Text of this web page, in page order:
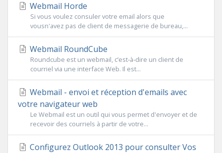
Webmail Horde
Si vous voulez consuler votre email alors que
vousn'avez pas de client de messagerie de bureau,...
Webmail RoundCube
Roundcube est un webmail, c’est‐à‐dire un client de
courriel via une interface Web. Il est...
Webmail - envoi et réception d'emails avec
votre navigateur web
Le Webmail est un outil qui vous permet d'envoyer et de
recevoir des courriels à partir de votre...
Configurez Outlook 2013 pour consulter Vos